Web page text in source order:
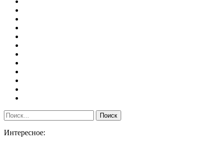
Интересное: